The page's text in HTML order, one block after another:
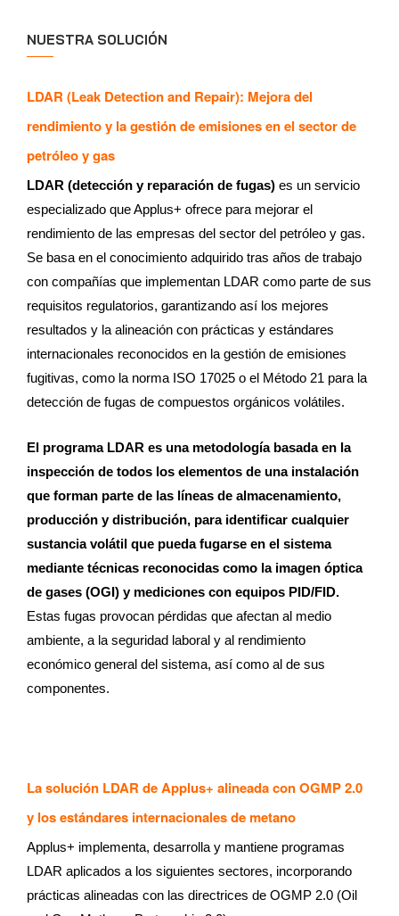
NUESTRA SOLUCIÓN
LDAR (Leak Detection and Repair): Mejora del
rendimiento y la gestión de emisiones en el sector de
petróleo y gas
LDAR (detección y reparación de fugas) es un servicio
especializado que Applus+ ofrece para mejorar el
rendimiento de las empresas del sector del petróleo y gas.
Se basa en el conocimiento adquirido tras años de trabajo
con compañías que implementan LDAR como parte de sus
requisitos regulatorios, garantizando así los mejores
resultados y la alineación con prácticas y estándares
internacionales reconocidos en la gestión de emisiones
fugitivas, como la norma ISO 17025 o el Método 21 para la
detección de fugas de compuestos orgánicos volátiles.
El programa LDAR es una metodología basada en la
inspección de todos los elementos de una instalación
que forman parte de las líneas de almacenamiento,
producción y distribución, para identificar cualquier
sustancia volátil que pueda fugarse en el sistema
mediante técnicas reconocidas como la imagen óptica
de gases (OGI) y mediciones con equipos PID/FID.
Estas fugas provocan pérdidas que afectan al medio
ambiente, a la seguridad laboral y al rendimiento
económico general del sistema, así como al de sus
componentes.
La solución LDAR de Applus+ alineada con OGMP 2.0
y los estándares internacionales de metano
Applus+ implementa, desarrolla y mantiene programas
LDAR aplicados a los siguientes sectores, incorporando
prácticas alineadas con las directrices de OGMP 2.0 (Oil